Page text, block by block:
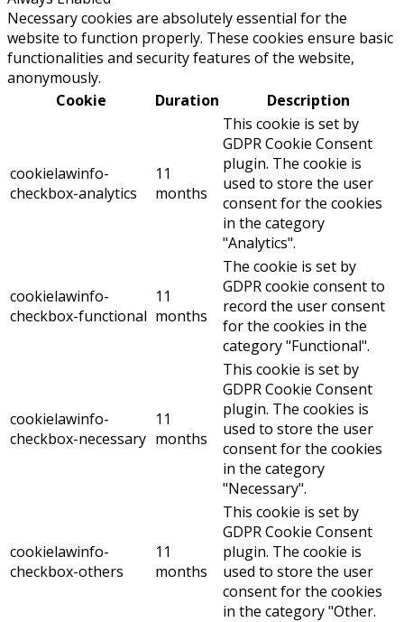
Necessary cookies are absolutely essential for the
website to function properly. These cookies ensure basic
functionalities and security features of the website,
anonymously.
Cookie
Duration Description
cookielawinfo-
checkbox-analytics
11
months
This cookie is set by
GDPR Cookie Consent
plugin. The cookie is
used to store the user
consent for the cookies
in the category
"Analytics".
cookielawinfo-
checkbox-functional
11
months
The cookie is set by
GDPR cookie consent to
record the user consent
for the cookies in the
category "Functional".
cookielawinfo-
checkbox-necessary
11
months
This cookie is set by
GDPR Cookie Consent
plugin. The cookies is
used to store the user
consent for the cookies
in the category
"Necessary".
cookielawinfo-
checkbox-others
11
months
This cookie is set by
GDPR Cookie Consent
plugin. The cookie is
used to store the user
consent for the cookies
in the category "Other.